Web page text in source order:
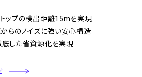
ップの検出距離15mを実現
からのノイズに強い安心構造
した省資源化を実現